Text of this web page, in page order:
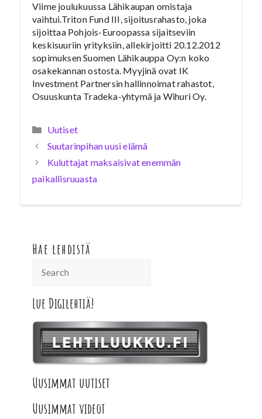
Viime joulukuussa Lähikaupan omistaja
vaihtui.Triton Fund III, sijoitusrahasto, joka
sijoittaa Pohjois-Euroopassa sijaitseviin
keskisuuriin yrityksiin, allekirjoitti 20.12.2012
sopimuksen Suomen Lähikauppa Oy:n koko
osakekannan ostosta. Myyjinä ovat IK
Investment Partnersin hallinnoimat rahastot,
Osuuskunta Tradeka-yhtymä ja Wihuri Oy.
Kategoriat
Uutiset
Suutarinpihan uusi elämä
Kuluttajat maksaisivat enemmän
paikallisruuasta
Hae lehdistä
Lue Digilehtiä!
Uusimmat uutiset
Uusimmat videot